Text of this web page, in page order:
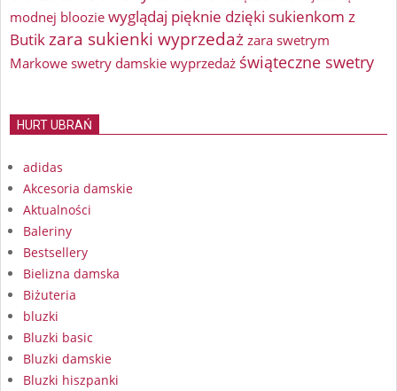
modnej bloozie wyglądaj pięknie dzięki sukienkom z
Butikzara sukienki wyprzedażzara swetrym
Markowe swetry damskie wyprzedaż świąteczne swetry
HURT UBRAŃ
adidas
Akcesoria damskie
Aktualności
Baleriny
Bestsellery
Bielizna damska
Biżuteria
bluzki
Bluzki basic
Bluzki damskie
Bluzki hiszpanki